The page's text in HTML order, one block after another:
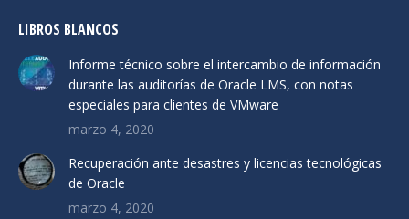
LIBROS BLANCOS
Informe técnico sobre el intercambio de información
durante las auditorías de Oracle LMS, con notas
especiales para clientes de VMware
marzo 4, 2020
Recuperación ante desastres y licencias tecnológicas
de Oracle
marzo 4, 2020